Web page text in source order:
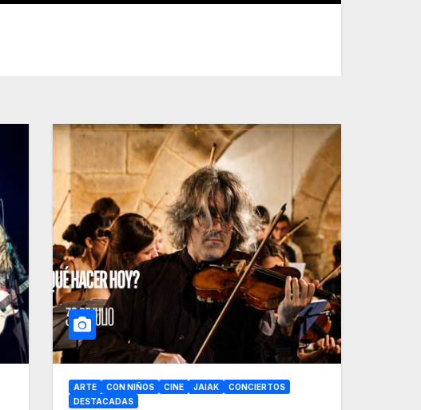
ARTE CON NIÑOS CINE JAIAK
CONCIERTOS
DESTACADAS